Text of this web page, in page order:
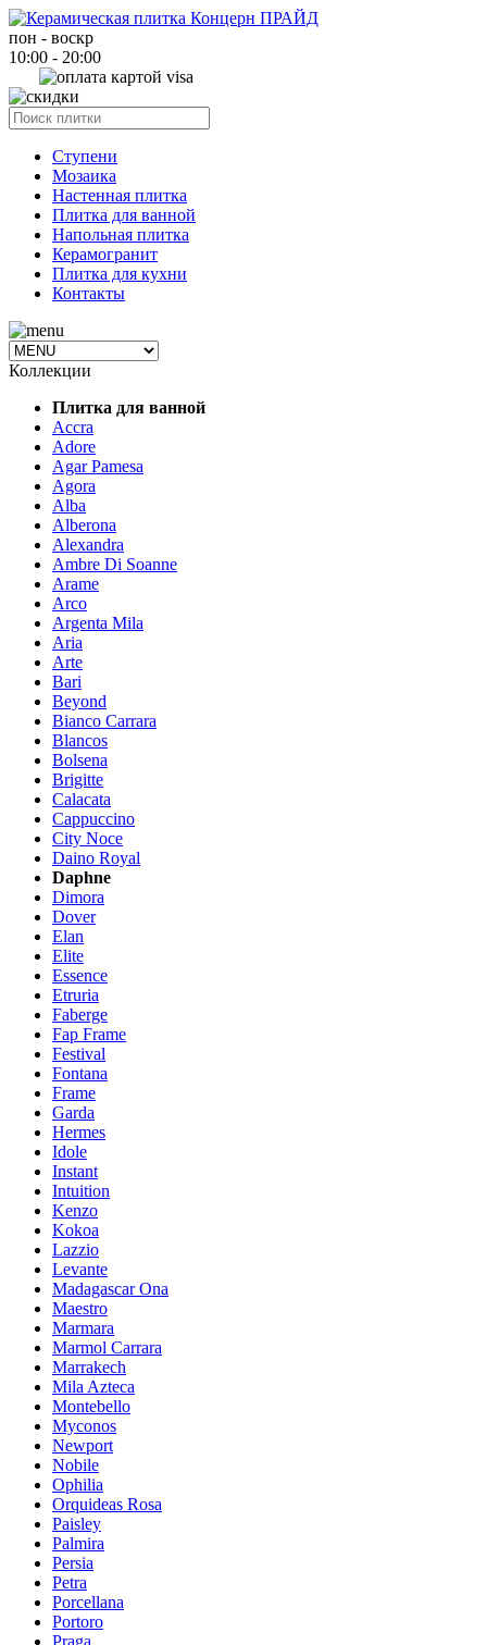
пон - воскр
10:00 - 20:00
Ступени
Мозаика
Настенная плитка
Плитка для ванной
Напольная плитка
Керамогранит
Плитка для кухни
Контакты
Коллекции
Плитка для ванной
Accra
Adore
Agar Pamesa
Agora
Alba
Alberona
Alexandra
Ambre Di Soanne
Arame
Arco
Argenta Mila
Aria
Arte
Bari
Beyond
Bianco Carrara
Blancos
Bolsena
Brigitte
Calacata
Cappuccino
City Noce
Daino Royal
Daphne
Dimora
Dover
Elan
Elite
Essence
Etruria
Faberge
Fap Frame
Festival
Fontana
Frame
Garda
Hermes
Idole
Instant
Intuition
Kenzo
Kokoa
Lazzio
Levante
Madagascar Ona
Maestro
Marmara
Marmol Carrara
Marrakech
Mila Azteca
Montebello
Myconos
Newport
Nobile
Ophilia
Orquideas Rosa
Paisley
Palmira
Persia
Petra
Porcellana
Portoro
Praga